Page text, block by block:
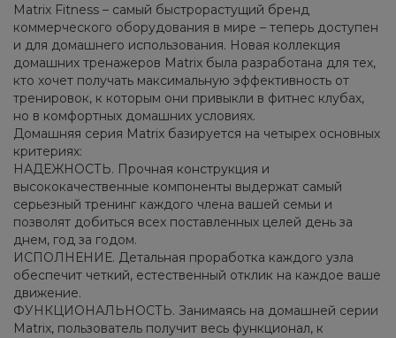
Matrix Fitness – самый быстрорастущий бренд
коммерческого оборудования в мире – теперь доступен
и для домашнего использования. Новая коллекция
домашних тренажеров Matrix была разработана для тех,
кто хочет получать максимальную эффективность от
тренировок, к которым они привыкли в фитнес клубах,
но в комфортных домашних условиях.
Домашняя серия Matrix базируется на четырех основных
критериях:
НАДЕЖНОСТЬ. Прочная конструкция и
высококачественные компоненты выдержат самый
серьезный тренинг каждого члена вашей семьи и
позволят добиться всех поставленных целей день за
днем, год за годом.
ИСПОЛНЕНИЕ. Детальная проработка каждого узла
обеспечит четкий, естественный отклик на каждое ваше
движение.
ФУНКЦИОНАЛЬНОСТЬ. Занимаясь на домашней серии
Matrix, пользователь получит весь функционал, к